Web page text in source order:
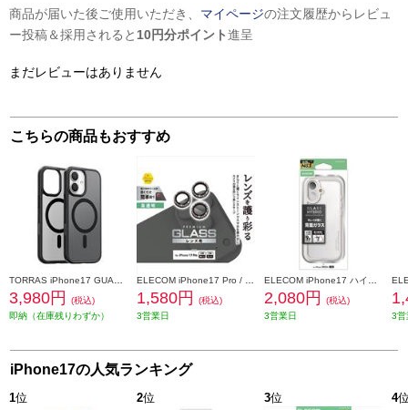
商品が届いた後ご使用いただき、 マイページの注文履歴からレビュ
ー投稿＆採用されると 10円分ポイント進呈
まだレビューはありません
こちらの商品もおすすめ
3,980円
(税込)
即納（在庫残りわずか）
1,580円
(税込)
3営業日
2,080円
(税込)
3営業日
3営
iPhone17の人気ランキング
1位 2位 3位 4